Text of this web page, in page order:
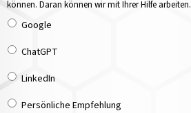
können. Daran können wir mit Ihrer Hilfe arbeiten.
Google
ChatGPT
LinkedIn
Persönliche Empfehlung